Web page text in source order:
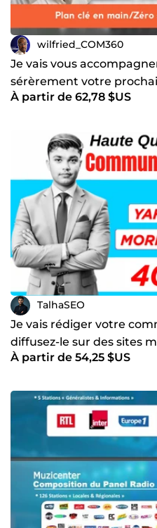
wilfried_COM360
Je vais vous
sérèrement votre
À partir de 62,78 $US
TalhaSEO
Je vais rédiger votre
diffusez-le sur des sites
À partir de 54,25 $US